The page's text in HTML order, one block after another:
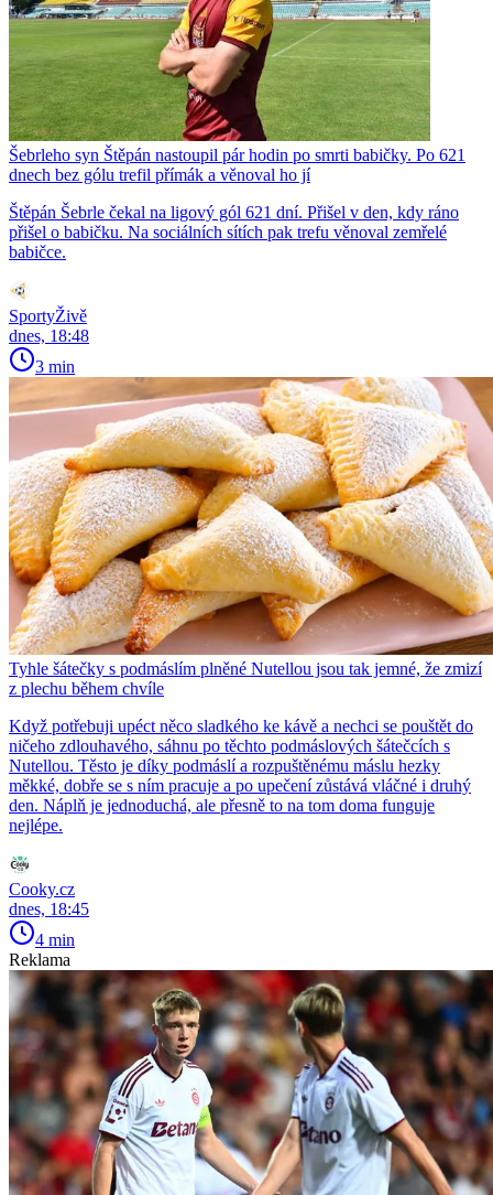
Šebrleho syn Štěpán nastoupil pár hodin po smrti babičky. Po 621
dnech bez gólu trefil přímák a věnoval ho jí
Štěpán Šebrle čekal na ligový gól 621 dní. Přišel v den, kdy ráno
přišel o babičku. Na sociálních sítích pak trefu věnoval zemřelé
babičce.
SportyŽivě
dnes, 18:48
3 min
Tyhle šátečky s podmáslím plněné Nutellou jsou tak jemné, že zmizí
z plechu během chvíle
Když potřebuji upéct něco sladkého ke kávě a nechci se pouštět do
ničeho zdlouhavého, sáhnu po těchto podmáslových šátečcích s
Nutellou. Těsto je díky podmáslí a rozpuštěnému máslu hezky
měkké, dobře se s ním pracuje a po upečení zůstává vláčné i druhý
den. Náplň je jednoduchá, ale přesně to na tom doma funguje
nejlépe.
Cooky.cz
dnes, 18:45
4 min
Reklama